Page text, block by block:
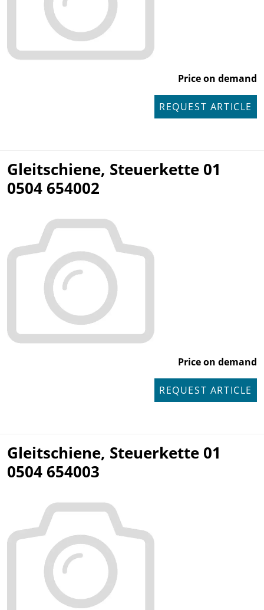
Price on demand
REQUEST ARTICLE
Gleitschiene, Steuerkette 01
0504 654002
Price on demand
REQUEST ARTICLE
Gleitschiene, Steuerkette 01
0504 654003